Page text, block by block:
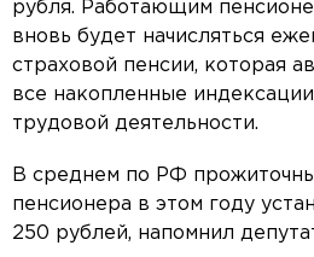
рубля. Работающим
вновь будет начисляться
страховой пенсии, которая
все накопленные
трудовой деятельности.
В среднем по РФ
пенсионера в этом году
250 рублей, напомнил